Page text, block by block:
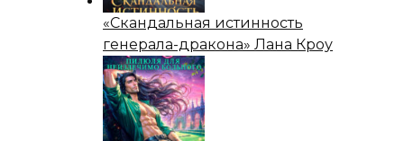
«Скандальная истинность
генерала-дракона» Лана Кроу